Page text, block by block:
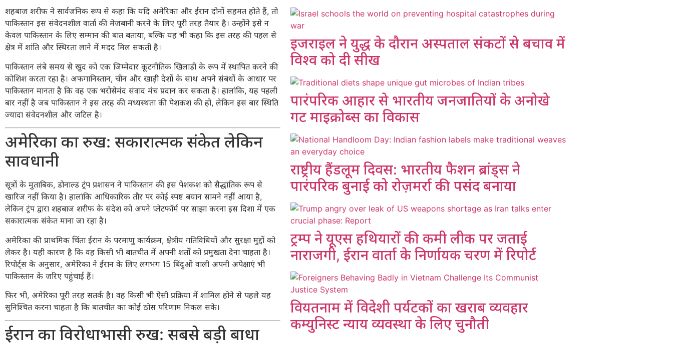
शहबाज शरीफ ने सार्वजनिक रूप से कहा कि यदि अमेरिका और ईरान दोनों सहमत होते हैं, तो
पाकिस्तान इस संवेदनशील वार्ता की मेजबानी करने के लिए पूरी तरह तैयार है। उन्होंने इसे न
केवल पाकिस्तान के लिए सम्मान की बात बताया, बल्कि यह भी कहा कि इस तरह की पहल से
क्षेत्र में शांति और स्थिरता लाने में मदद मिल सकती है।
पाकिस्तान लंबे समय से खुद को एक जिम्मेदार कूटनीतिक खिलाड़ी के रूप में स्थापित करने की
कोशिश करता रहा है। अफगानिस्तान, चीन और खाड़ी देशों के साथ अपने संबंधों के आधार पर
पाकिस्तान मानता है कि वह एक भरोसेमंद संवाद मंच प्रदान कर सकता है। हालांकि, यह पहली
बार नहीं है जब पाकिस्तान ने इस तरह की मध्यस्थता की पेशकश की हो, लेकिन इस बार स्थिति
ज्यादा संवेदनशील और जटिल है।
अमेरिका का रुख: सकारात्मक संकेत लेकिन
सावधानी
सूत्रों के मुताबिक, डोनाल्ड ट्रंप प्रशासन ने पाकिस्तान की इस पेशकश को सैद्धांतिक रूप से
खारिज नहीं किया है। हालांकि आधिकारिक तौर पर कोई स्पष्ट बयान सामने नहीं आया है,
लेकिन ट्रंप द्वारा शहबाज शरीफ के संदेश को अपने प्लेटफॉर्म पर साझा करना इस दिशा में एक
सकारात्मक संकेत माना जा रहा है।
अमेरिका की प्राथमिक चिंता ईरान के परमाणु कार्यक्रम, क्षेत्रीय गतिविधियों और सुरक्षा मुद्दों को
लेकर है। यही कारण है कि वह किसी भी बातचीत में अपनी शर्तों को प्रमुखता देना चाहता है।
रिपोर्ट्स के अनुसार, अमेरिका ने ईरान के लिए लगभग 15 बिंदुओं वाली अपनी अपेक्षाएं भी
पाकिस्तान के जरिए पहुंचाई हैं।
फिर भी, अमेरिका पूरी तरह सतर्क है। वह किसी भी ऐसी प्रक्रिया में शामिल होने से पहले यह
सुनिश्चित करना चाहता है कि बातचीत का कोई ठोस परिणाम निकल सके।
ईरान का विरोधाभासी रुख: सबसे बड़ी बाधा
इजराइल ने युद्ध के दौरान अस्पताल संकटों से बचाव में
विश्व को दी सीख
पारंपरिक आहार से भारतीय जनजातियों के अनोखे
गट माइक्रोब्स का विकास
राष्ट्रीय हैंडलूम दिवस: भारतीय फैशन ब्रांड्स ने
पारंपरिक बुनाई को रोज़मर्रा की पसंद बनाया
ट्रम्प ने यूएस हथियारों की कमी लीक पर जताई
नाराजगी, ईरान वार्ता के निर्णायक चरण में रिपोर्ट
वियतनाम में विदेशी पर्यटकों का खराब व्यवहार
कम्युनिस्ट न्याय व्यवस्था के लिए चुनौती